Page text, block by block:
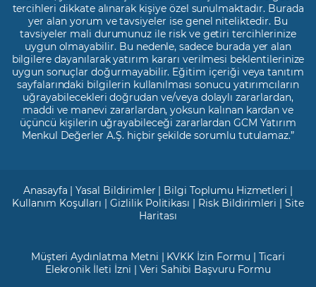
tercihleri dikkate alınarak kişiye özel sunulmaktadır. Burada
yer alan yorum ve tavsiyeler ise genel niteliktedir. Bu
tavsiyeler mali durumunuz ile risk ve getiri tercihlerinize
uygun olmayabilir. Bu nedenle, sadece burada yer alan
bilgilere dayanılarak yatırım kararı verilmesi beklentilerinize
uygun sonuçlar doğurmayabilir. Eğitim içeriği veya tanıtım
sayfalarındaki bilgilerin kullanılması sonucu yatırımcıların
uğrayabilecekleri doğrudan ve/veya dolaylı zararlardan,
maddi ve manevi zararlardan, yoksun kalınan kardan ve
üçüncü kişilerin uğrayabileceği zararlardan GCM Yatırım
Menkul Değerler A.Ş. hiçbir şekilde sorumlu tutulamaz.”
Anasayfa |Yasal Bildirimler | Bilgi Toplumu Hizmetleri |
Kullanım Koşulları |Gizlilik Politikası | Risk Bildirimleri |Site
Haritası
Müşteri Aydınlatma Metni | KVKK İzin Formu | Ticari
Elekronik İleti İzni | Veri Sahibi Başvuru Formu